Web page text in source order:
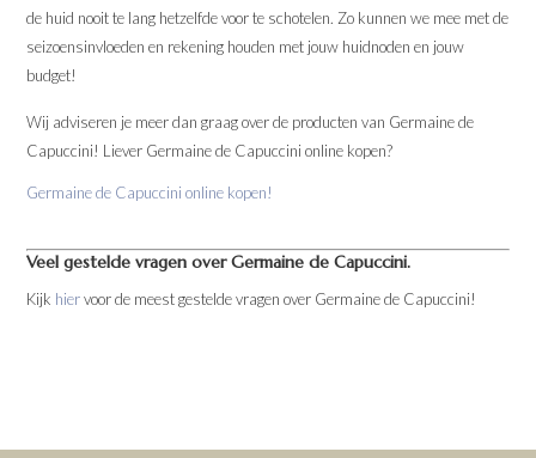
de huid nooit te lang hetzelfde voor te schotelen. Zo kunnen we mee met de
seizoensinvloeden en rekening houden met jouw huidnoden en jouw
budget!
Wij adviseren je meer dan graag over de producten van Germaine de
Capuccini! Liever Germaine de Capuccini online kopen?
Germaine de Capuccini online kopen!
Veel gestelde vragen over Germaine de Capuccini.
Kijk hiervoor de meest gestelde vragen over Germaine de Capuccini!